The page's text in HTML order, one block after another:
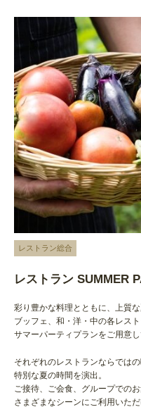
レストラン総合
レストラン SUMMER
彩り豊かな料理とともに、上質
ブッフェ、和・洋・中の各レス
サマーパーティプランをご用意し
それぞれのレストランならでは
特別な夏の時間を演出。
ご接待、ご会食、グループでのお
さまざまなシーンにご利用いただ